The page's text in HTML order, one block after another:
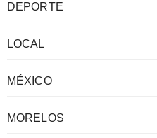
DEPORTE
LOCAL
MÉXICO
MORELOS